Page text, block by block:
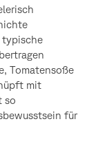
typische
Tomatensoße
mit
so
für